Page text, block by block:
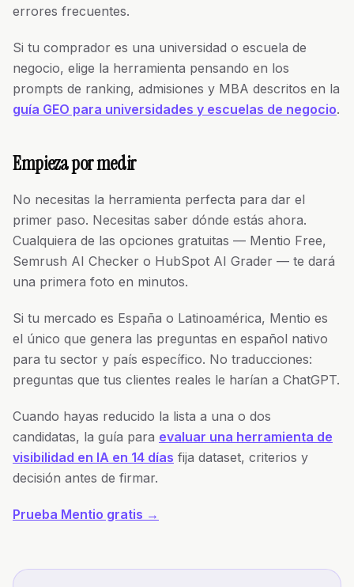
errores frecuentes.
Si tu comprador es una universidad o escuela de
negocio, elige la herramienta pensando en los
prompts de ranking, admisiones y MBA descritos en la
guía GEO para universidades y escuelas de negocio.
Empieza por medir
No necesitas la herramienta perfecta para dar el
primer paso. Necesitas saber dónde estás ahora.
Cualquiera de las opciones gratuitas — Mentio Free,
Semrush AI Checker o HubSpot AI Grader — te dará
una primera foto en minutos.
Si tu mercado es España o Latinoamérica, Mentio es
el único que genera las preguntas en español nativo
para tu sector y país específico. No traducciones:
preguntas que tus clientes reales le harían a ChatGPT.
Cuando hayas reducido la lista a una o dos
candidatas, la guía para evaluar una herramienta de
visibilidad en IA en 14 días fija dataset, criterios y
decisión antes de firmar.
Prueba Mentio gratis →